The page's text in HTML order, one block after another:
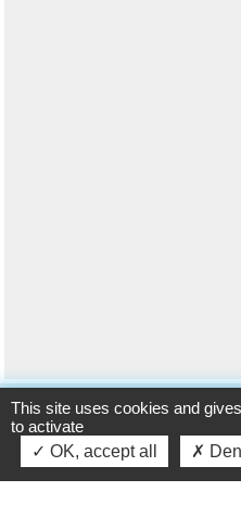
N° urgence RdV
Mentions légales • Protection
Agence de communication •
This site uses cookies and
to activate
OK, accept all